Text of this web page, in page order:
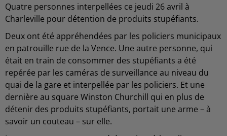
Quatre personnes interpellées ce jeudi 26 avril à
Charleville pour détention de produits stupéfiants.
Deux ont été appréhendées par les policiers municipaux
en patrouille rue de la Vence. Une autre personne, qui
était en train de consommer des stupéfiants a été
repérée par les caméras de surveillance au niveau du
quai de la gare et interpellée par les policiers. Et une
dernière au square Winston Churchill qui en plus de
détenir des produits stupéfiants, portait une arme – à
savoir un couteau – sur elle.